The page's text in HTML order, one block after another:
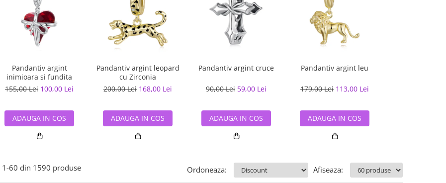
Pandantiv argint
inimioara si fundita
155,00 Lei 100,00 Lei
ADAUGA IN COS
Pandantiv argint leopard
cu Zirconia
200,00 Lei 168,00 Lei
ADAUGA IN COS
Pandantiv argint cruce
90,00 Lei 59,00 Lei
ADAUGA IN COS
Pandantiv argint leu
179,00 Lei 113,00 Lei
ADAUGA IN COS
1-60 din 1590 produse Afiseaza:
Ordoneaza: